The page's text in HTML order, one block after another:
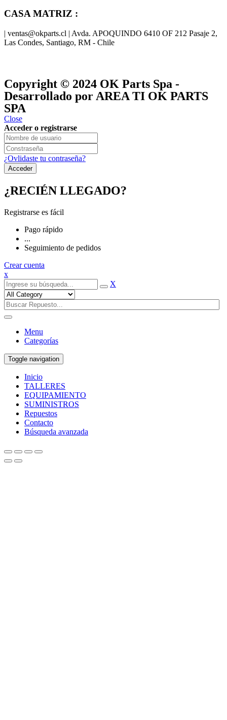
CASA MATRIZ :
| ventas@okparts.cl | Avda. APOQUINDO 6410 OF 212 Pasaje 2,
Las Condes, Santiago, RM - Chile
Copyright © 2024 OK Parts Spa -
Desarrollado por AREA TI OK PARTS
SPA
Close
Acceder o registrarse
¿Ovlidaste tu contraseña?
¿RECIÉN LLEGADO?
Registrarse es fácil
Pago rápido
...
Seguimiento de pedidos
Crear cuenta
x
X
Menu
Categorías
Toggle navigation
Inicio
TALLERES
EQUIPAMIENTO
SUMINISTROS
Repuestos
Contacto
Búsqueda avanzada